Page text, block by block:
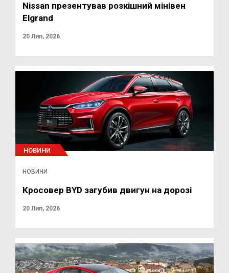
Nissan презентував розкішний мінівен
Elgrand
20 Лип, 2026
НОВИНИ
НОВИНИ
Кросовер BYD загубив двигун на дорозі
20 Лип, 2026